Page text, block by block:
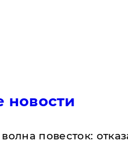
новости
повесток: